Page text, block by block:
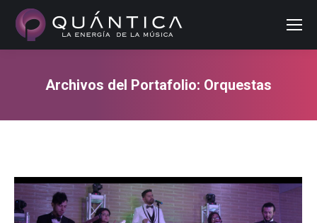
Buscar:
Archivos del Portafolio: Orquestas